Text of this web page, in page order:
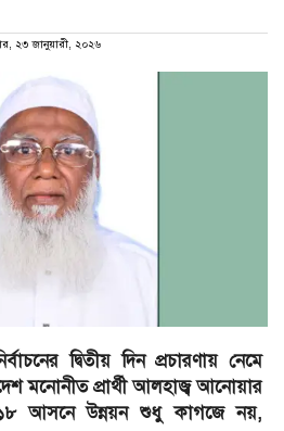
২৩ জানুয়ারী, ২০২৬
দ্বিতীয় দিন প্রচারণায় নেমে
মনোনীত প্রার্থী আলহাজ্ব আনোয়ার
১৮ আসনে উন্নয়ন শুধু কাগজে নয়,